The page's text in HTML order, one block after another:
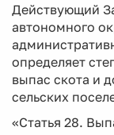
Действующий
автономного
определяет
выпас скота и
сельских
«Статья 28.